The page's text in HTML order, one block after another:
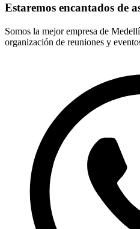
Estaremos encantados de
Somos la mejor empresa de
organización de reuniones y